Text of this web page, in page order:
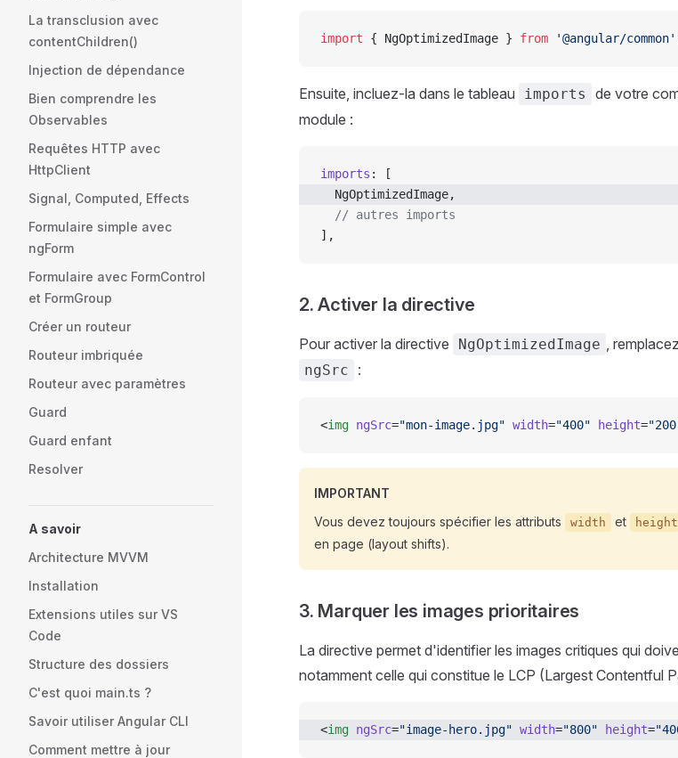
La transclusion avec
contentChildren()
Injection de dépendance
Bien comprendre les
Observables
Requêtes HTTP avec
HttpClient
Signal, Computed, Effects
Formulaire simple avec
ngForm
Formulaire avec FormControl
et FormGroup
Créer un routeur
Routeur imbriquée
Routeur avec paramètres
Guard
Guard enfant
Resolver
A savoir
Architecture MVVM
Installation
Extensions utiles sur VS
Code
Structure des dossiers
C'est quoi main.ts ?
Savoir utiliser Angular CLI
Comment mettre à jour
import { NgOptimizedImage } from '@angular/common'
Ensuite, incluez-la dans le tableau imports
de votre
module :
imports : [
  NgOptimizedImage,
  // autres imports
],
2. Activer la directive
Pour activer la directive NgOptimizedImage ,
ngSrc :
<img ngSrc="mon-image.jpg" width="400" height=
IMPORTANT
Vous devez toujours spécifier les attributs
width et height
en page (layout shifts).
3. Marquer les images prioritaires
La directive permet d'identifier les images critiques qui
notamment celle qui constitue le LCP (Largest Contentful
<img ngSrc="image-hero.jpg" width="800" height=